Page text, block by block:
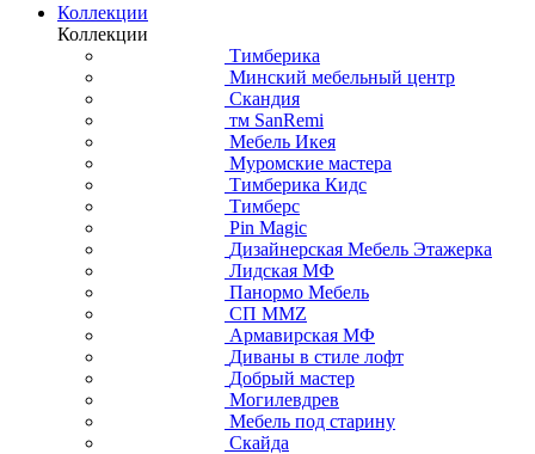
Коллекции
Коллекции
Тимберика
Минский мебельный центр
Скандия
тм SanRemi
Мебель Икея
Муромские мастера
Тимберика Кидс
Тимберс
Pin Magic
Дизайнерская Мебель Этажерка
Лидская МФ
Панормо Мебель
СП ММZ
Армавирская МФ
Диваны в стиле лофт
Добрый мастер
Могилевдрев
Мебель под старину
Скайда